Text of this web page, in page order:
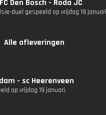
Den Bosch - Roda JC
duel gespeeld op vrijdag 19
Alle afleveringen
- sc Heerenveen
op vrijdag 19 januari.